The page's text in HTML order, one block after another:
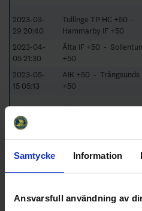
Samtycke Information
Ansvarsfull användning av
2023-03-
29 20:40
Tullinge TP HC +50 -
Hammarby IF +50
2023-04-
05 21:30
Älta IF +50 -
+50
2023-05-
15 05:13
AIK +50 - Trångsunds
+50
2022-12-
18 20:30
Tullinge TP HC +50 -
12 21:30
Hammarby IF +50
2023-01-
AIK +50 - Tullinge TP